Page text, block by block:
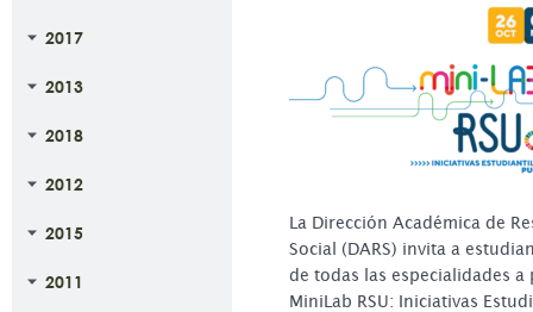
2017
2013
2018
2012
2015
2011
La Dirección Académica de
Social (DARS) invita a
de todas las especialidades
MiniLab RSU: Iniciativas